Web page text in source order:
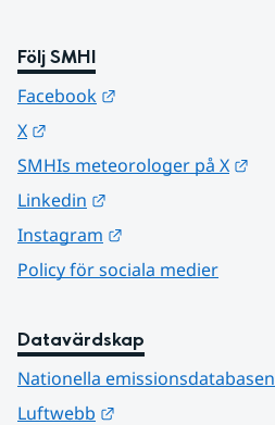
Följ SMHI
Facebook
X
SMHIs meteorologer på X
Linkedin
Instagram
Policy för sociala medier
Datavärdskap
Nationella emissionsdatabasen
Luftwebb